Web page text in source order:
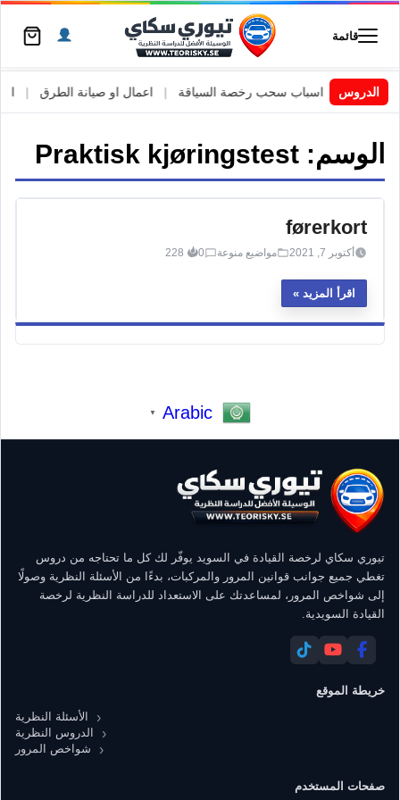
قائمة
الدروسالسويد | اسباب سحب رخصة السياقة اعمال او صيانة الطرق
الوسم: Praktisk kjøringstest
førerkort
أكتوبر 7, 2021 مواضيع منوعة 0
228
اقرأ المزيد
Arabic
▼
تيوري سكاي لرخصة القيادة في السويد يوفّر لك كل ما تحتاجه من دروس
تغطي جميع جوانب قوانين المرور والمركبات، بدءًا من الأسئلة النظرية وصولًا
إلى شواخص المرور، لمساعدتك على الاستعداد للدراسة النظرية لرخصة
القيادة السويدية.
خريطة الموقع
الأسئلة النظرية
الدروس النظرية
شواخص المرور
صفحات المستخدم